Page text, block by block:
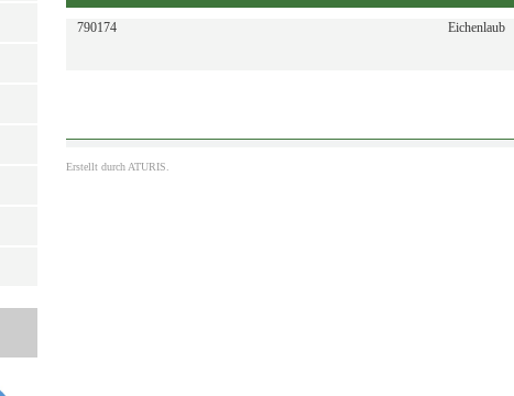
790174 Eichenlaub
Erstellt durch ATURIS.